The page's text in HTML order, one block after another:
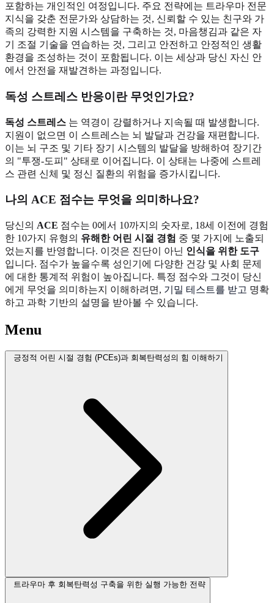
포함하는 개인적인 여정입니다. 주요 전략에는 트라우마 전문
지식을 갖춘 전문가와 상담하는 것, 신뢰할 수 있는 친구와 가
족의 강력한 지원 시스템을 구축하는 것, 마음챙김과 같은 자
기 조절 기술을 연습하는 것, 그리고 안전하고 안정적인 생활
환경을 조성하는 것이 포함됩니다. 이는 세상과 당신 자신 안
에서 안전을 재발견하는 과정입니다.
독성 스트레스 반응이란 무엇인가요?
독성 스트레스 는 역경이 강렬하거나 지속될 때 발생합니다.
지원이 없으면 이 스트레스는 뇌 발달과 건강을 재편합니다.
이는 뇌 구조 및 기타 장기 시스템의 발달을 방해하여 장기간
의 "투쟁-도피" 상태로 이어집니다. 이 상태는 나중에 스트레
스 관련 신체 및 정신 질환의 위험을 증가시킵니다.
나의 ACE 점수는 무엇을 의미하나요?
당신의 ACE 점수는 0에서 10까지의 숫자로, 18세 이전에 경험
한 10가지 유형의 유해한 어린 시절 경험 중 몇 가지에 노출되
었는지를 반영합니다. 이것은 진단이 아닌 인식을 위한 도구
입니다. 점수가 높을수록 성인기에 다양한 건강 및 사회 문제
에 대한 통계적 위험이 높아집니다. 특정 점수와 그것이 당신
에게 무엇을 의미하는지 이해하려면, 기밀 테스트를 받고 명확
하고 과학 기반의 설명을 받아볼 수 있습니다.
Menu
긍정적 어린 시절 경험 (PCEs)과 회복탄력성의 힘 이해하기
트라우마 후 회복탄력성 구축을 위한 실행 가능한 전략